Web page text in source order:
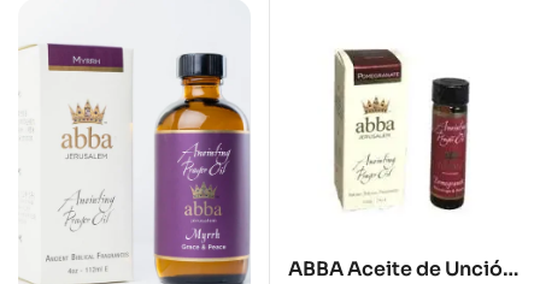
ABBA Aceite de Unción